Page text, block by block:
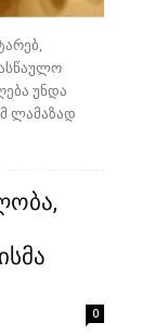
უნდა
ლამაზად
0